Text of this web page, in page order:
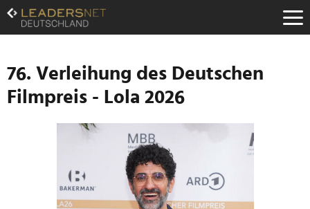
Zum
Inhalt
Zur
Navigation
Zur
Hauptnavigation
76. Verleihung des Deutschen
Filmpreis - Lola 2026